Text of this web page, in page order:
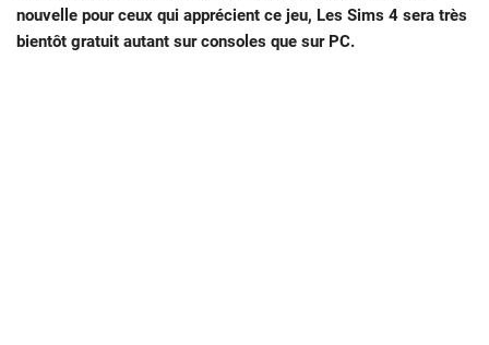
nouvelle pour ceux qui apprécient ce jeu, Les Sims 4 sera très
bientôt gratuit autant sur consoles que sur PC.